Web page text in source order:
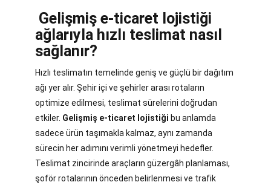
Gelişmiş e-ticaret lojistiği
ağlarıyla hızlı teslimat nasıl
sağlanır?
Hızlı teslimatın temelinde geniş ve güçlü bir dağıtım
ağı yer alır. Şehir içi ve şehirler arası rotaların
optimize edilmesi, teslimat sürelerini doğrudan
etkiler. Gelişmiş e-ticaret lojistiği bu anlamda
sadece ürün taşımakla kalmaz, aynı zamanda
sürecin her adımını verimli yönetmeyi hedefler.
Teslimat zincirinde araçların güzergâh planlaması,
şoför rotalarının önceden belirlenmesi ve trafik